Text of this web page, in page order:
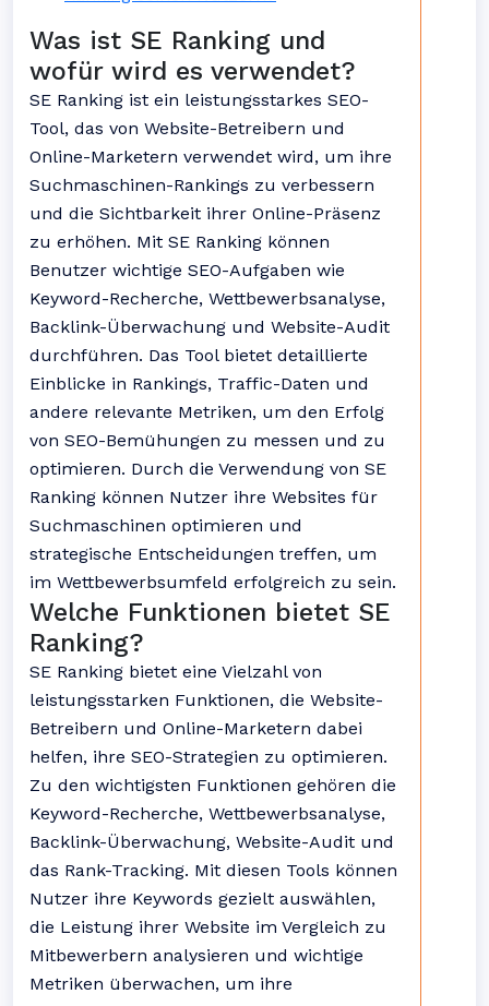
Was ist SE Ranking und
wofür wird es verwendet?
SE Ranking ist ein leistungsstarkes SEO-
Tool, das von Website-Betreibern und
Online-Marketern verwendet wird, um ihre
Suchmaschinen-Rankings zu verbessern
und die Sichtbarkeit ihrer Online-Präsenz
zu erhöhen. Mit SE Ranking können
Benutzer wichtige SEO-Aufgaben wie
Keyword-Recherche, Wettbewerbsanalyse,
Backlink-Überwachung und Website-Audit
durchführen. Das Tool bietet detaillierte
Einblicke in Rankings, Traffic-Daten und
andere relevante Metriken, um den Erfolg
von SEO-Bemühungen zu messen und zu
optimieren. Durch die Verwendung von SE
Ranking können Nutzer ihre Websites für
Suchmaschinen optimieren und
strategische Entscheidungen treffen, um
im Wettbewerbsumfeld erfolgreich zu sein.
Welche Funktionen bietet SE
Ranking?
SE Ranking bietet eine Vielzahl von
leistungsstarken Funktionen, die Website-
Betreibern und Online-Marketern dabei
helfen, ihre SEO-Strategien zu optimieren.
Zu den wichtigsten Funktionen gehören die
Keyword-Recherche, Wettbewerbsanalyse,
Backlink-Überwachung, Website-Audit und
das Rank-Tracking. Mit diesen Tools können
Nutzer ihre Keywords gezielt auswählen,
die Leistung ihrer Website im Vergleich zu
Mitbewerbern analysieren und wichtige
Metriken überwachen, um ihre